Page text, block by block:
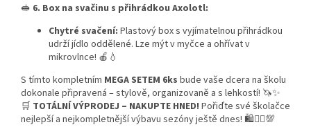
🥪 6. Box na svačinu s přihrádkou Axolotl:
Chytré svačení: Plastový box s vyjímatelnou přihrádkou
udrží jídlo oddělené. Lze mýt v myčce a ohřívat v
mikrovlnce! 🍎💧
S tímto kompletním MEGA SETEM 6ks bude vaše dcera na školu
dokonale připravená – stylově, organizovaně a s lehkostí! 🦄✨
🛒 TOTÁLNÍ VÝPRODEJ – NAKUPTE HNED! Pořiďte své školačce
nejlepší a nejkompletnější výbavu sezóny ještě dnes! 🛍️🧜‍♀️💯